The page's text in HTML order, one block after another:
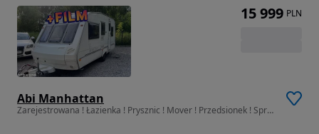
Abi Manhattan
Zarejestrowana ! Łazienka ! Prysznic ! Mover ! Przedsionek ! Sprawdź !
15 999 PLN